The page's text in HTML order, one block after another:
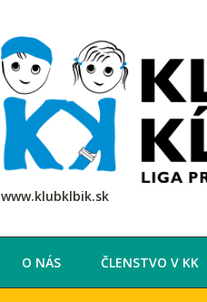
www.klubklbik.sk
O NÁS ČLENSTVO V KK